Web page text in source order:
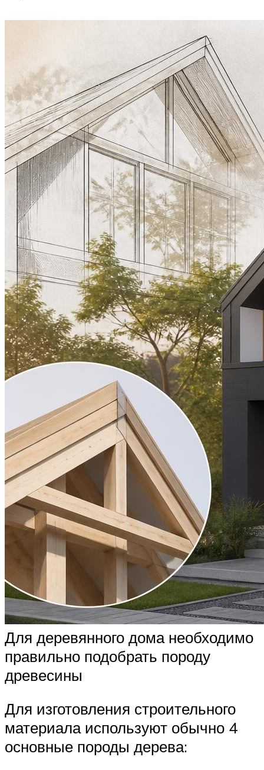
Для деревянного дома необходимо
правильно подобрать породу
древесины
Для изготовления строительного
материала используют обычно 4
основные породы дерева: